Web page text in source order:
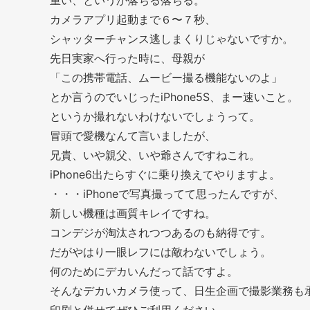
カメラアプリ起動まで６〜７秒、
シャッターチャンス逃しまくりじゃないですか。
先日実家へ行った時に、母親が
「この携帯電話、ムービー撮る機能ないのよ」
とか言うのでいじったiPhone5S、まー速いこと。
というか撮れないわけないでしょうって。
冒頭で愛機なんて言いましたが、
兄貴、いや親父、いや爺さんですねこれ。
iPhone6出たらすぐに乗り換えてやりますよ。
・・・iPhoneで写真撮ってて思ったんですが、
新しい機種は画質キレイですね。
コンデジが淘汰されつつあるのも納得です。
だがやはり一眼レフには敵わないでしょう。
何のためにデカいんだって話ですよ。
そんなデカいカメラ使って、日生企画で撮影業務も